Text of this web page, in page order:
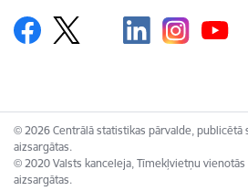
© 2026 Centrālā statistikas pārvalde, publicētā
aizsargātas.
© 2020 Valsts kanceleja, Tīmekļvietņu
aizsargātas.